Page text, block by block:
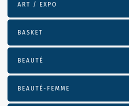
ART / EXPO
BASKET
BEAUTÉ
BEAUTÉ-FEMME